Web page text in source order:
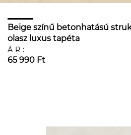
Beige színű betonhatású
olasz luxus tapéta
ÁR:
65 990 Ft